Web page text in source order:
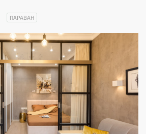
ПАРАВАН